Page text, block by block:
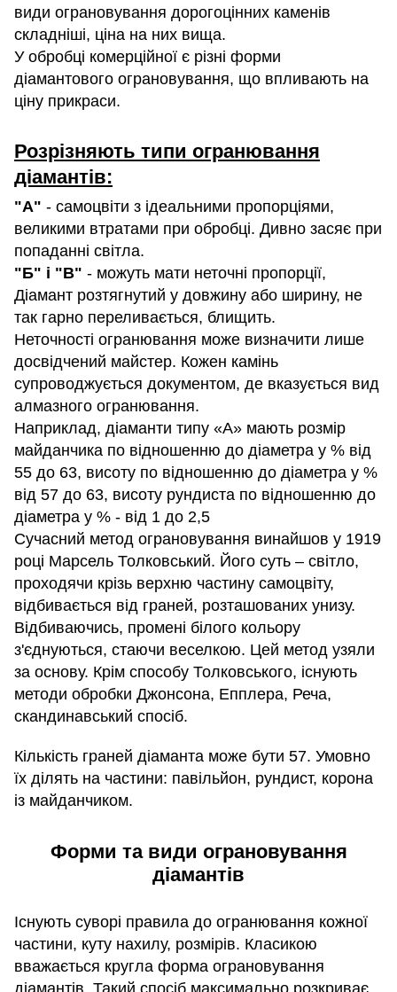
види ограновування дорогоцінних каменів
складніші, ціна на них вища.
У обробці комерційної є різні форми
діамантового ограновування, що впливають на
ціну прикраси.
Розрізняють типи огранювання
діамантів:
"А" - самоцвіти з ідеальними пропорціями,
великими втратами при обробці. Дивно засяє при
попаданні світла.
"Б" і "В" - можуть мати неточні пропорції,
Діамант розтягнутий у довжину або ширину, не
так гарно переливається, блищить.
Неточності огранювання може визначити лише
досвідчений майстер. Кожен камінь
супроводжується документом, де вказується вид
алмазного огранювання.
Наприклад, діаманти типу «А» мають розмір
майданчика по відношенню до діаметра у % від
55 до 63, висоту по відношенню до діаметра у %
від 57 до 63, висоту рундиста по відношенню до
діаметра у % - від 1 до 2,5
Сучасний метод ограновування винайшов у 1919
році Марсель Толковський. Його суть – світло,
проходячи крізь верхню частину самоцвіту,
відбивається від граней, розташованих унизу.
Відбиваючись, промені білого кольору
з'єднуються, стаючи веселкою. Цей метод узяли
за основу. Крім способу Толковського, існують
методи обробки Джонсона, Епплера, Реча,
скандинавський спосіб.
Кількість граней діаманта може бути 57. Умовно
їх ділять на частини: павільйон, рундист, корона
із майданчиком.
Форми та види ограновування
діамантів
Існують суворі правила до огранювання кожної
частини, куту нахилу, розмірів. Класикою
вважається кругла форма ограновування